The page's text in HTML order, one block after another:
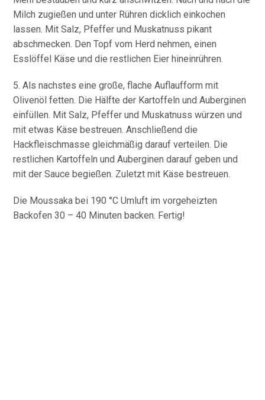
Milch zugießen und unter Rühren dicklich einkochen
lassen. Mit Salz, Pfeffer und Muskatnuss pikant
abschmecken. Den Topf vom Herd nehmen, einen
Esslöffel Käse und die restlichen Eier hineinrühren.
5. Als nachstes eine große, flache Auflaufform mit
Olivenöl fetten. Die Hälfte der Kartoffeln und Auberginen
einfüllen. Mit Salz, Pfeffer und Muskatnuss würzen und
mit etwas Käse bestreuen. Anschließend die
Hackfleischmasse gleichmäßig darauf verteilen. Die
restlichen Kartoffeln und Auberginen darauf geben und
mit der Sauce begießen. Zuletzt mit Käse bestreuen.
Die Moussaka bei 190 °C Umluft im vorgeheizten
Backofen 30 – 40 Minuten backen. Fertig!